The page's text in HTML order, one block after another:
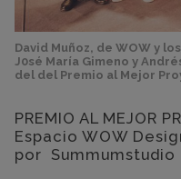
David Muñoz, de WOW y
J0sé María Gimeno y
del del Premio al Mejor
PREMIO AL MEJOR
Espacio WOW
por Summumstudio